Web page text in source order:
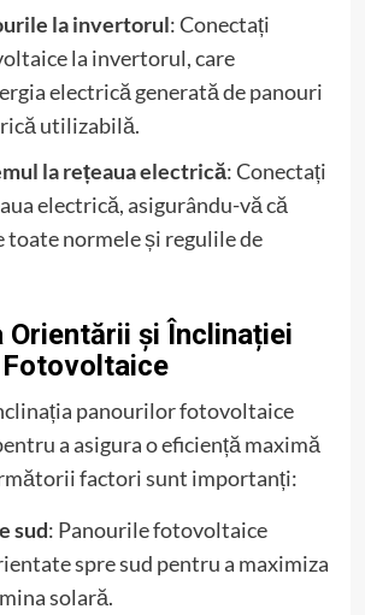
la invertorul: Conectați
la invertorul, care
electrică generată de panouri
utilizabilă.
la rețeaua electrică: Conectați
electrică, asigurându-vă că
toate normele și regulile de
Orientării și Înclinației
panourilor fotovoltaice
a asigura o eficiență maximă
factori sunt importanți:
sud: Panourile fotovoltaice
spre sud pentru a maximiza
solară.